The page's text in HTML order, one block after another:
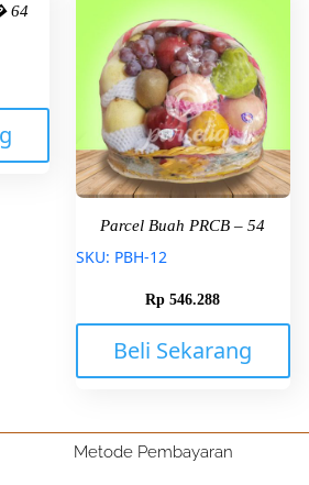
64
Parcel Buah PRCB – 54
SKU: PBH-12
Rp 546.288
Beli Sekarang
Metode Pembayaran